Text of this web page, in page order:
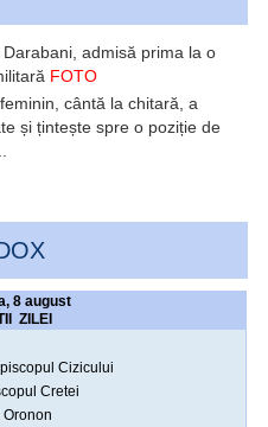
admisă prima la o
FOTO
cântă la chitară, a
și țintește spre o poziție de
8 august
ZILEI
Cizicului
Cretei
Oronon